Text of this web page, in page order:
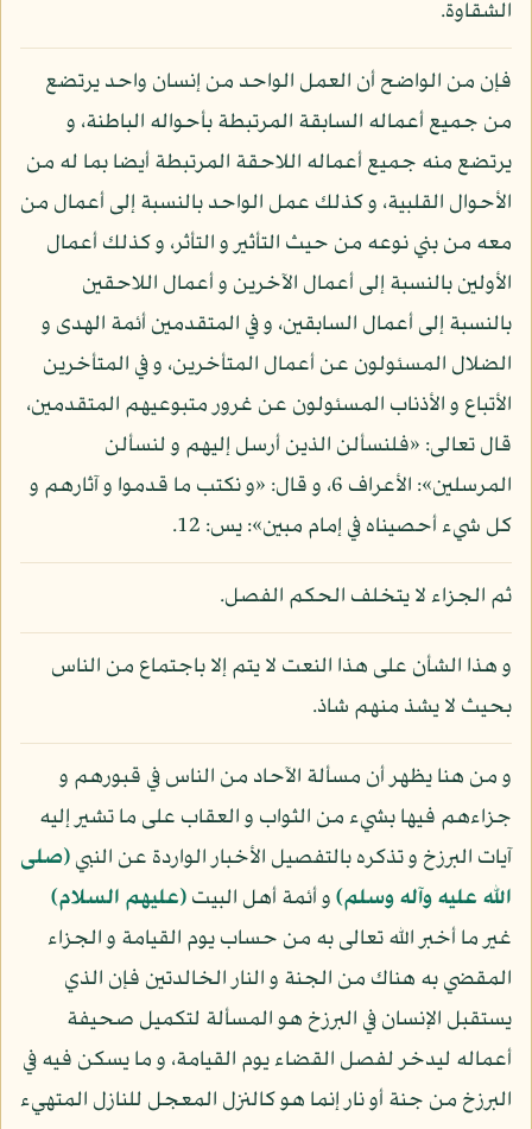
الشقاوة.
فإن من الواضح أن العمل الواحد من إنسان واحد يرتضع
من جميع أعماله السابقة المرتبطة بأحواله الباطنة، و
يرتضع منه جميع أعماله اللاحقة المرتبطة أيضا بما له من
الأحوال القلبية، و كذلك عمل الواحد بالنسبة إلى أعمال من
معه من بني نوعه من حيث التأثير و التأثر، و كذلك أعمال
الأولين بالنسبة إلى أعمال الآخرين و أعمال اللاحقين
بالنسبة إلى أعمال السابقين، و في المتقدمين أئمة الهدى و
الضلال المسئولون عن أعمال المتأخرين، و في المتأخرين
الأتباع و الأذناب المسئولون عن غرور متبوعيهم المتقدمين،
قال تعالى: «فلنسألن الذين أرسل إليهم و لنسألن
المرسلين»: الأعراف 6، و قال: «و نكتب ما قدموا و آثارهم و
كل شيء أحصيناه في إمام مبين»: يس: 12.
ثم الجزاء لا يتخلف الحكم الفصل.
و هذا الشأن على هذا النعت لا يتم إلا باجتماع من الناس
بحيث لا يشذ منهم شاذ.
و من هنا يظهر أن مسألة الآحاد من الناس في قبورهم و
جزاءهم فيها بشيء من الثواب و العقاب على ما تشير إليه
آيات البرزخ و تذكره بالتفصيل الأخبار الواردة عن النبي(صلى
الله عليه وآله وسلم)و أئمة أهل البيت(عليهم السلام)
غير ما أخبر الله تعالى به من حساب يوم القيامة و الجزاء
المقضي به هناك من الجنة و النار الخالدتين فإن الذي
يستقبل الإنسان في البرزخ هو المسألة لتكميل صحيفة
أعماله ليدخر لفصل القضاء يوم القيامة، و ما يسكن فيه في
البرزخ من جنة أو نار إنما هو كالنزل المعجل للنازل المتهيء